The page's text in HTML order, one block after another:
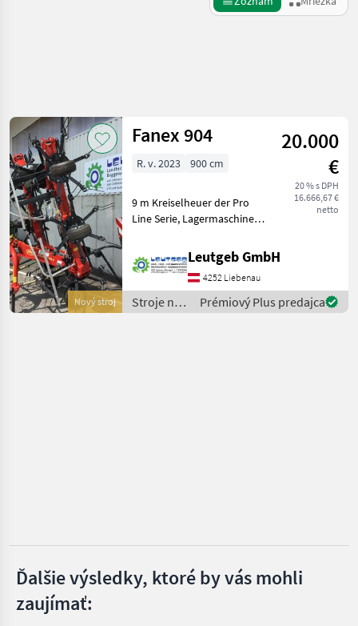
Kategória 4 Krajina Filtre
AKTUÁLNA
CESTA
poľnohospodárska
technika
Stroje Na Zber
Objemovych
Krmiv
Nariadkovac
Fella
Zobraziť
Resetovať
Zobraziť 1
výsledkov
Nový stroj
Fanex 904
20.000
€
20 % s DPH
16.666,67 €
netto
R. v. 2023 900 cm
9 m Kreiselheuer der Pro
Line Serie, Lagermaschine,
hydraulické nastavenie
výšky, Zavesený riadkový
ovládač, Osvetlenie,
zariadenie na hraničné
rozmet
Leutgeb GmbH
4252 Liebenau
Stroje na
zber
Prémiový Plus predajca
Ďalšie výsledky, ktoré by vás mohli
zaujímať: